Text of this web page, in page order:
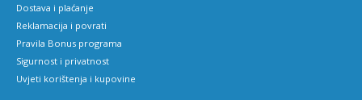
Dostava i plaćanje
Reklamacija i povrati
Pravila Bonus programa
Sigurnost i privatnost
Uvjeti korištenja i kupovine